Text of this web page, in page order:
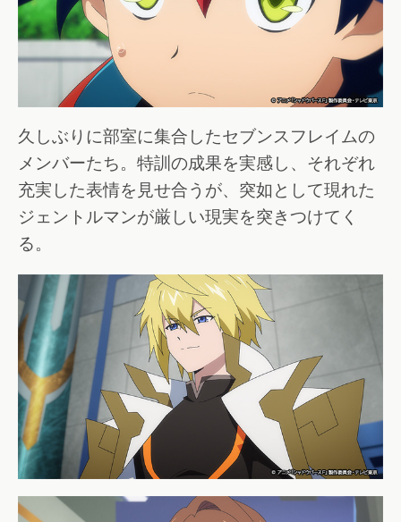
久しぶりに部室に集合したセブンスフレイムの
メンバーたち。特訓の成果を実感し、それぞれ
充実した表情を見せ合うが、突如として現れた
ジェントルマンが厳しい現実を突きつけてく
る。